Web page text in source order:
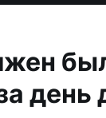
день